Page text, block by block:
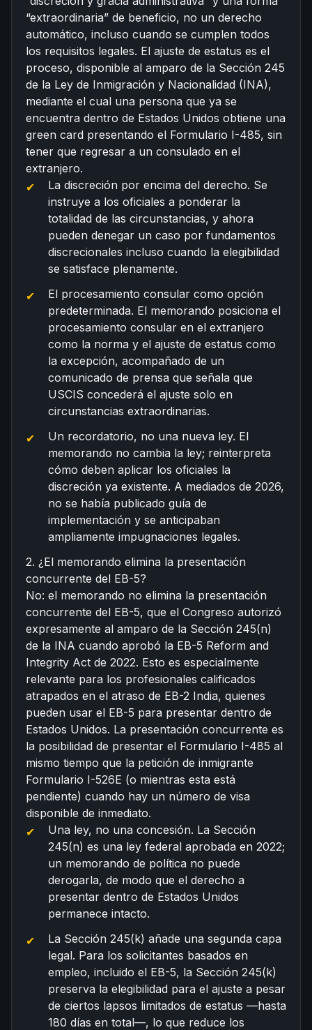
“extraordinaria” de beneficio, no un derecho
automático, incluso cuando se cumplen todos
los requisitos legales. El ajuste de estatus es el
proceso, disponible al amparo de la Sección 245
de la Ley de Inmigración y Nacionalidad (INA),
mediante el cual una persona que ya se
encuentra dentro de Estados Unidos obtiene una
green card presentando el Formulario I-485, sin
tener que regresar a un consulado en el
extranjero.
La discreción por encima del derecho. Se
instruye a los oficiales a ponderar la
totalidad de las circunstancias, y ahora
pueden denegar un caso por fundamentos
discrecionales incluso cuando la elegibilidad
se satisface plenamente.
El procesamiento consular como opción
predeterminada. El memorando posiciona el
procesamiento consular en el extranjero
como la norma y el ajuste de estatus como
la excepción, acompañado de un
comunicado de prensa que señala que
USCIS concederá el ajuste solo en
circunstancias extraordinarias.
Un recordatorio, no una nueva ley. El
memorando no cambia la ley; reinterpreta
cómo deben aplicar los oficiales la
discreción ya existente. A mediados de 2026,
no se había publicado guía de
implementación y se anticipaban
ampliamente impugnaciones legales.
2. ¿El memorando elimina la presentación
concurrente del EB-5?
No: el memorando no elimina la presentación
concurrente del EB-5, que el Congreso autorizó
expresamente al amparo de la Sección 245(n)
de la INA cuando aprobó la EB-5 Reform and
Integrity Act de 2022. Esto es especialmente
relevante para los profesionales calificados
atrapados en el atraso de EB-2 India, quienes
pueden usar el EB-5 para presentar dentro de
Estados Unidos. La presentación concurrente es
la posibilidad de presentar el Formulario I-485 al
mismo tiempo que la petición de inmigrante
Formulario I-526E (o mientras esta está
pendiente) cuando hay un número de visa
disponible de inmediato.
Una ley, no una concesión. La Sección
245(n) es una ley federal aprobada en 2022;
un memorando de política no puede
derogarla, de modo que el derecho a
presentar dentro de Estados Unidos
permanece intacto.
La Sección 245(k) añade una segunda capa
legal. Para los solicitantes basados en
empleo, incluido el EB-5, la Sección 245(k)
preserva la elegibilidad para el ajuste a pesar
de ciertos lapsos limitados de estatus —hasta
180 días en total—, lo que reduce los